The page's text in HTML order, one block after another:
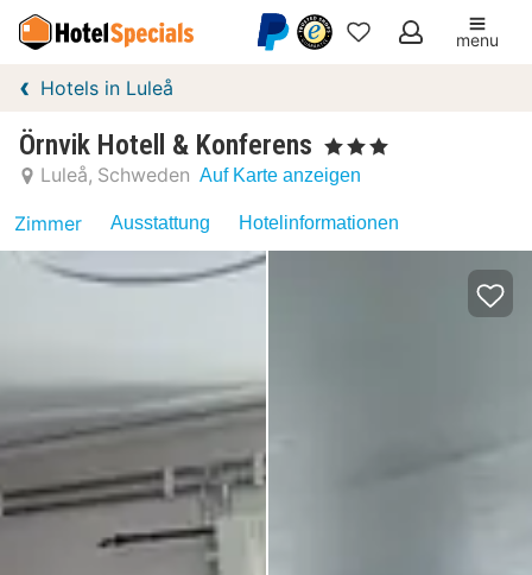
Meine
menu
Hotels in Luleå
Örnvik Hotell & Konferens , 3 Sterne
Luleå Schweden Auf Karte anzeigen
Zimmer Ausstattung Hotelinformationen